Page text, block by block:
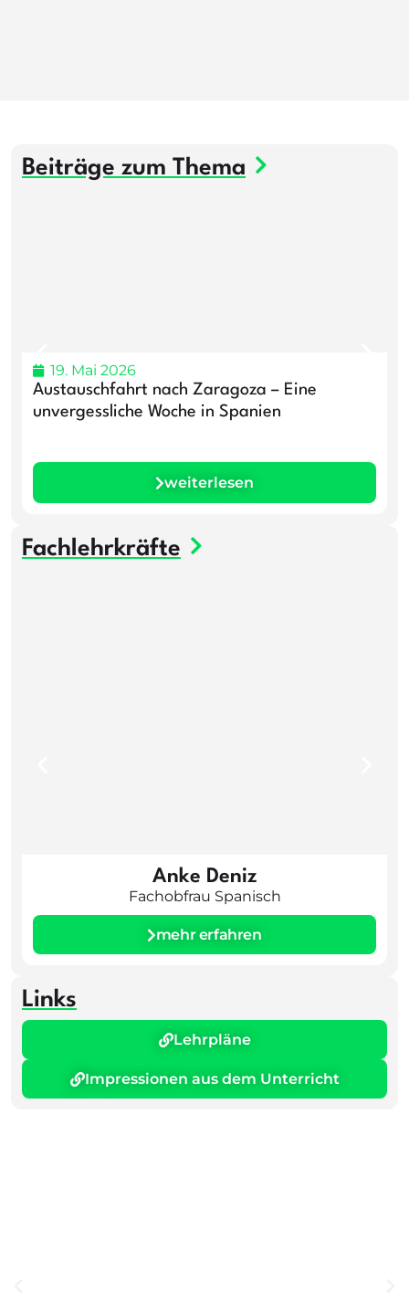
Beiträge zum Thema
19. Mai 2026
Austauschfahrt nach Zaragoza – Eine
unvergessliche Woche in Spanien
weiterlesen
Fachlehrkräfte
Anke Deniz
Fachobfrau Spanisch
mehr erfahren
Links
Lehrpläne
Impressionen aus dem Unterricht